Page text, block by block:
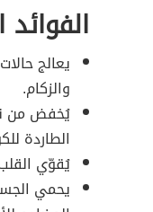
يعالج
والزكام.
يُخفض من
الطاردة
يُقوّي
يحمي